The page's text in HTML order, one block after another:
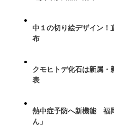
中１の切り絵デザイン！
布
クモヒトデ化石は新属
表
熱中症予防へ新機能 福
ん」